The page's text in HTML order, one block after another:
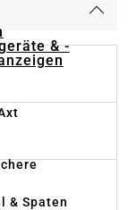
& -
& Spaten